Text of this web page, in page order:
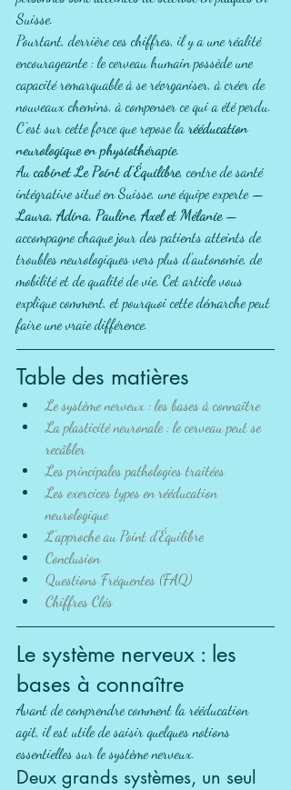
Suisse.
Pourtant, derrière ces chiffres, il y a une réalité
encourageante : le cerveau humain possède une
capacité remarquable à se réorganiser, à créer de
nouveaux chemins, à compenser ce qui a été perdu.
C'est sur cette force que repose la rééducation
neurologique en physiothérapie.
Au cabinet Le Point d'Équilibre, centre de santé
intégrative situé en Suisse, une équipe experte —
Laura, Adina, Pauline, Axel et Mélanie —
accompagne chaque jour des patients atteints de
troubles neurologiques vers plus d'autonomie, de
mobilité et de qualité de vie. Cet article vous
explique comment, et pourquoi cette démarche peut
faire une vraie différence.
Table des matières
Le système nerveux : les bases à connaître
La plasticité neuronale : le cerveau peut se
recâbler
Les principales pathologies traitées
Les exercices types en rééducation
neurologique
L'approche au Point d'Équilibre
Conclusion
Questions Fréquentes (FAQ)
Chiffres Clés
Le système nerveux : les
bases à connaître
Avant de comprendre comment la rééducation
agit, il est utile de saisir quelques notions
essentielles sur le système nerveux.
Deux grands systèmes, un seul